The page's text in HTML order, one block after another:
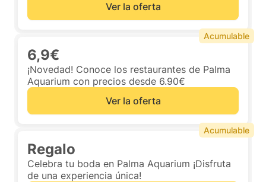
Ver la oferta
6,9€
¡Novedad! Conoce los restaurantes de Palma
Aquarium con precios desde 6.90€
Ver la oferta
Acumulable
Regalo
Celebra tu boda en Palma Aquarium ¡Disfruta
de una experiencia única!
Acumulable